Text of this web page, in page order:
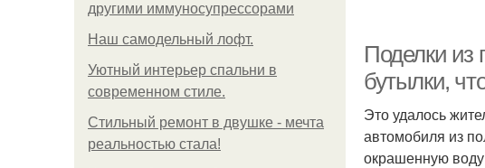
другими иммуносупрессорами
Наш самодельный лофт.
Уютный интерьер спальни в
современном стиле.
Стильный ремонт в двушке - мечта
реальностью стала!
Поделки из
бутылки,
Это удалось
автомобиля из
окрашенную воду